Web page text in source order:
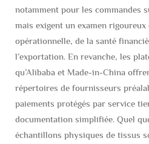
notamment pour les commandes
mais exigent un examen rigoureux
opérationnelle, de la santé
l’exportation. En revanche, les
qu’Alibaba et Made-in-China
répertoires de fournisseurs
paiements protégés par service
documentation simplifiée. Quel
échantillons physiques de tissus